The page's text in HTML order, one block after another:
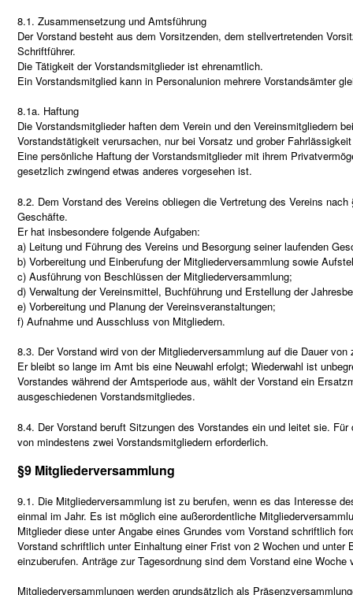
8.1. Zusammensetzung und Amtsführung
Der Vorstand besteht aus dem Vorsitzenden, dem stellvertretenden
Schriftführer.
Die Tätigkeit der Vorstandsmitglieder ist ehrenamtlich.
Ein Vorstandsmitglied kann in Personalunion mehrere Vorstandsämter
8.1a. Haftung
Die Vorstandsmitglieder haften dem Verein und den Vereinsmitgliedern
Vorstandstätigkeit verursachen, nur bei Vorsatz und grober
Eine persönliche Haftung der Vorstandsmitglieder mit ihrem
gesetzlich zwingend etwas anderes vorgesehen ist.
8.2. Dem Vorstand des Vereins obliegen die Vertretung des Vereins
Geschäfte.
Er hat insbesondere folgende Aufgaben:
a) Leitung und Führung des Vereins und Besorgung seiner laufenden
b) Vorbereitung und Einberufung der Mitgliederversammlung sowie
c) Ausführung von Beschlüssen der Mitgliederversammlung;
d) Verwaltung der Vereinsmittel, Buchführung und Erstellung der
e) Vorbereitung und Planung der Vereinsveranstaltungen;
f) Aufnahme und Ausschluss von Mitgliedern.
8.3. Der Vorstand wird von der Mitgliederversammlung auf die Dauer von
Er bleibt so lange im Amt bis eine Neuwahl erfolgt; Wiederwahl ist
Vorstandes während der Amtsperiode aus, wählt der Vorstand ein
ausgeschiedenen Vorstandsmitgliedes.
8.4. Der Vorstand beruft Sitzungen des Vorstandes ein und leitet sie.
von mindestens zwei Vorstandsmitgliedern erforderlich.
§9 Mitgliederversammlung
9.1. Die Mitgliederversammlung ist zu berufen, wenn es das Interesse
einmal im Jahr. Es ist möglich eine außerordentliche
Mitglieder diese unter Angabe eines Grundes vom Vorstand schriftlich
Vorstand schriftlich unter Einhaltung einer Frist von 2 Wochen und unter
einzuberufen. Anträge zur Tagesordnung sind dem Vorstand eine
Mitgliederversammlungen werden grundsätzlich als